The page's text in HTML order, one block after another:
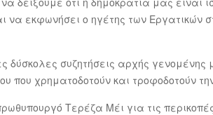
να εκφωνήσει ο ηγέτης των Εργατικών
δύσκολες συζητήσεις αρχής γενομένης
που χρηματοδοτούν και τροφοδοτούν
Τερέζα Μέι για τις